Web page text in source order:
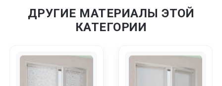
ДРУГИЕ МАТЕРИАЛЫ ЭТОЙ
КАТЕГОРИИ